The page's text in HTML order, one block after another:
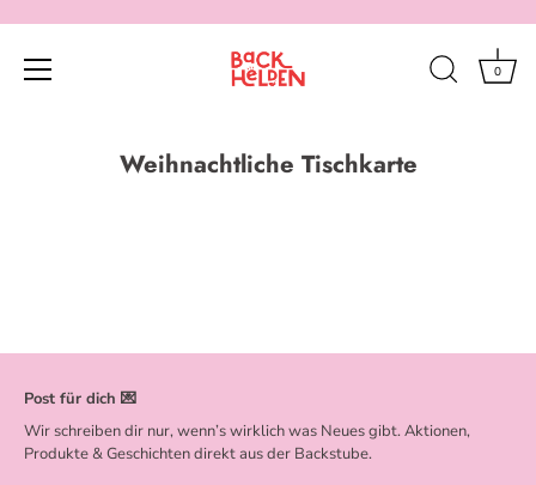
0
Weihnachtliche Tischkarte
Post für dich 💌
Wir schreiben dir nur, wenn’s wirklich was Neues gibt. Aktionen,
Produkte & Geschichten direkt aus der Backstube.